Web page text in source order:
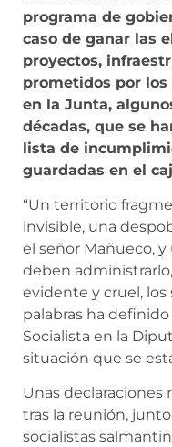
programa de
caso de ganar las
proyectos,
prometidos por los
en la Junta,
décadas, que se
lista de
guardadas en el
“Un territorio
invisible, una
el señor Mañueco,
deben
evidente y cruel, los
palabras ha
Socialista en la
situación que se
Unas declaraciones
tras la reunión,
socialistas